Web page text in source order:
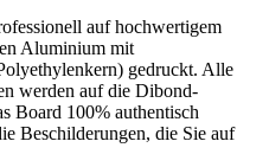
auf hochwertigem
Aluminium mit
gedruckt. Alle
werden auf die Dibond-
Board 100% authentisch
Beschilderungen, die Sie auf